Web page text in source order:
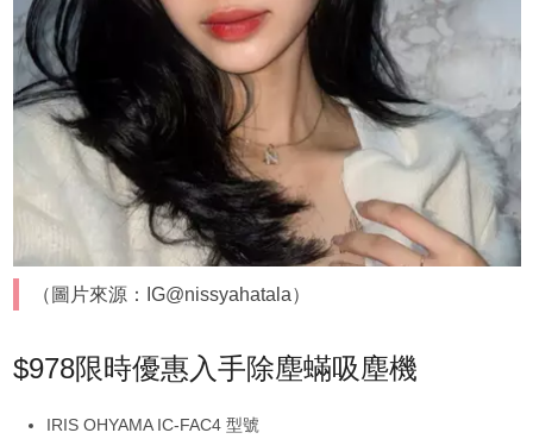
（圖片來源：IG@nissyahatala）
$978限時優惠入手除塵蟎吸塵機
IRIS OHYAMA IC-FAC4 型號